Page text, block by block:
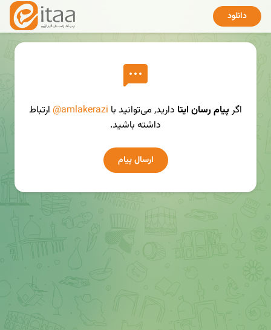
دانلود
اگر پیام رسان ایتا دارید, می‌توانید با @amlakerazi ارتباط
داشته باشید.
ارسال پیام